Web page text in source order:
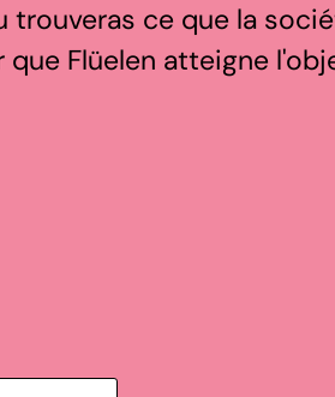
trouveras ce que la
que Flüelen atteigne